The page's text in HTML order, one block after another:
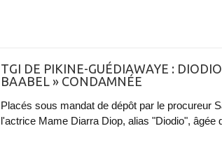
TGI DE PIKINE-GUÉDIAWAYE :
BAABEL » CONDAMNÉE
Placés sous mandat de dépôt par le procureur
l'actrice Mame Diarra Diop, alias "Diodio", âgée